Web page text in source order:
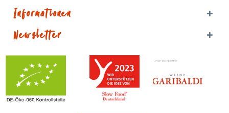
Informationen
Newsletter